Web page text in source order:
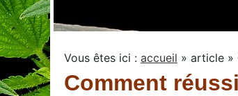
Vous êtes ici : accueil » article »
Comment